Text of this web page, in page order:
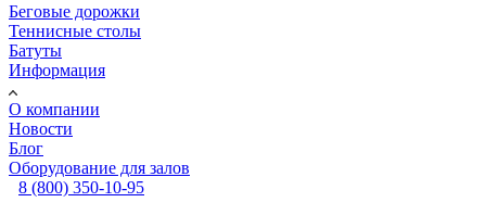
Беговые дорожки
Теннисные столы
Батуты
Информация
О компании
Новости
Блог
Оборудование для залов
8 (800) 350-10-95